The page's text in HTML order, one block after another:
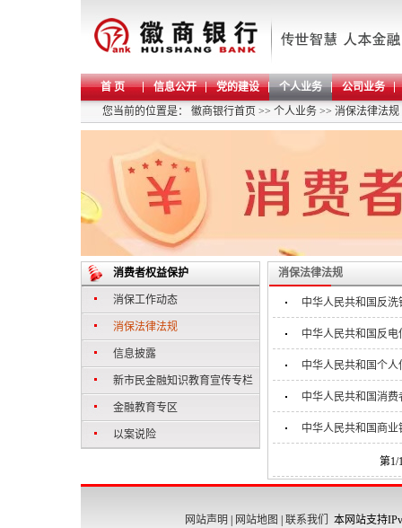
首 页 信息公开 党的建设 个人业务
公司业务
您当前的位置是： 徽商银行首页 >> 个人业务 >> 消保法律法规
消费者权益保护
消保工作动态
消保法律法规
信息披露
新市民金融知识教育宣传专栏
金融教育专区
以案说险
消保法律法规
中华人民共和国反洗
中华人民共和国反电
中华人民共和国个人
中华人民共和国消费
中华人民共和国商业
第
网站声明 网站地图 联系我们
本网站支持